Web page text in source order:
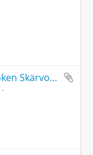
Korrespondens m.m. rörande boken Skärvor av ett liv/Fragments of a Life